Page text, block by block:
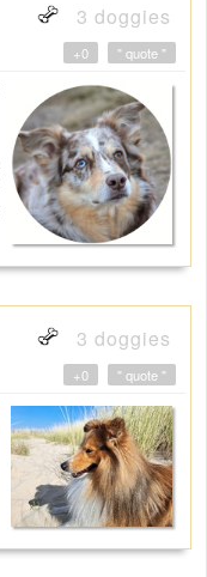
3 doggies
" quote "
+0
3 doggies
" quote "
+0